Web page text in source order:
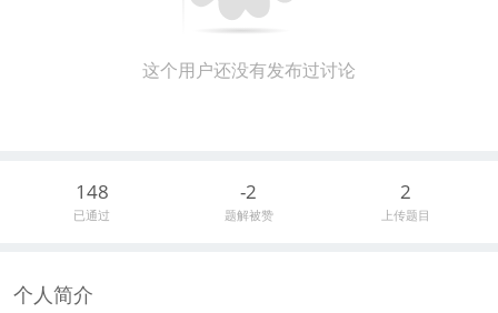
这个用户还没有发布过讨论
148
已通过
-2
题解被赞
2
上传题目
个人简介